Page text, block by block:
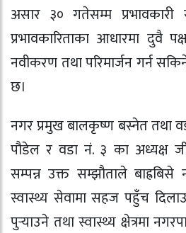
असार ३० गतेसम्म
प्रभावकारिताका आधारमा दुवै
नवीकरण तथा परिमार्जन गर्न
छ।
नगर प्रमुख बालकृष्ण बस्नेत तथा
पौडेल र वडा नं. ३ का अध्यक्ष
सम्पन्न उक्त सम्झौताले बाह्रबिसे
स्वास्थ्य सेवामा सहज पहुँच
पुर्‍याउने तथा स्वास्थ्य क्षेत्रमा